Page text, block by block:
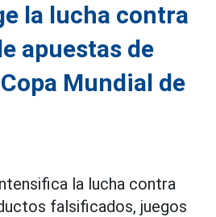
la lucha contra
apuestas de
Mundial de
la lucha contra
falsificados, juegos